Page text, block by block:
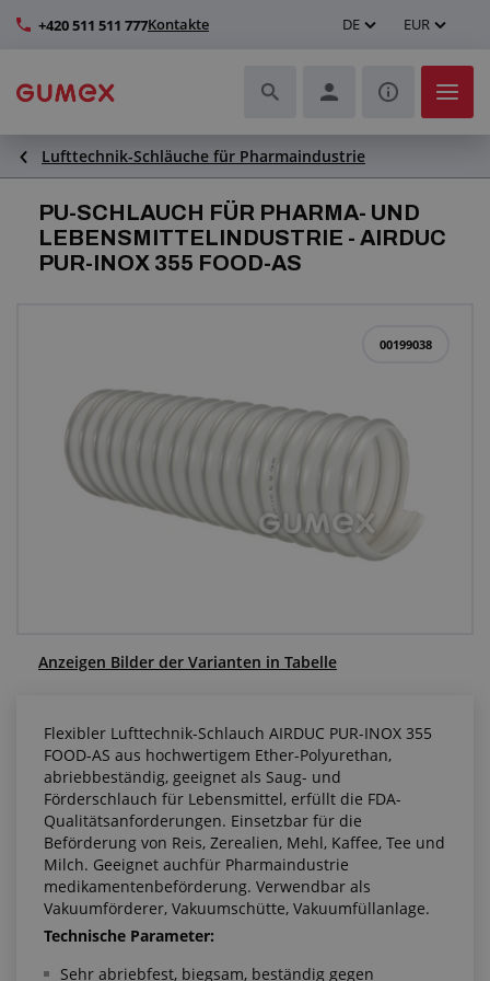
+420 511 511 777Kontakte DE EUR
Schläuche und deren Komplettierung
Profile und Herstellung von Dichtungen
Technische Kunststoffe
Verbesserung der Arbeitsumgebung
Weitere Gummi- und Kunststoffprodukte
Anfragezentrum
Lufttechnik-Schläuche für Pharmaindustrie
PU-SCHLAUCH FÜR PHARMA- UND
LEBENSMITTELINDUSTRIE - AIRDUC
PUR-INOX 355 FOOD-AS
00199038
Anzeigen Bilder der Varianten in Tabelle
Flexibler Lufttechnik-Schlauch AIRDUC PUR-INOX 355
FOOD-AS aus hochwertigem Ether-Polyurethan,
abriebbeständig, geeignet als Saug- und
Förderschlauch für Lebensmittel, erfüllt die FDA-
Qualitätsanforderungen. Einsetzbar für die
Beförderung von Reis, Zerealien, Mehl, Kaffee, Tee und
Milch. Geeignet auchfür Pharmaindustrie
medikamentenbeförderung. Verwendbar als
Vakuumförderer, Vakuumschütte, Vakuumfüllanlage.
Technische Parameter:
Sehr abriebfest, biegsam, beständig gegen